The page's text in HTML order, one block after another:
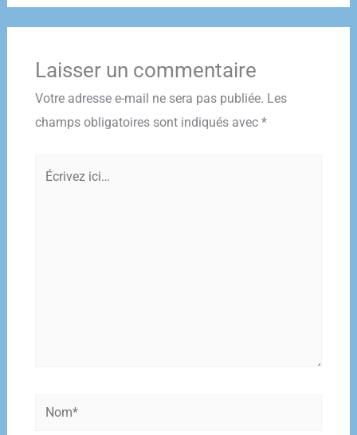
Laisser un commentaire
Votre adresse e-mail ne sera pas publiée. Les
champs obligatoires sont indiqués avec *
Écrivez
Nom*